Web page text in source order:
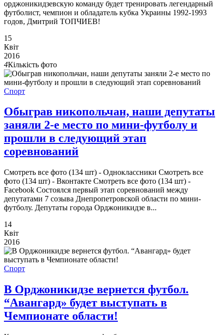
орджоникидзевскую команду будет тренировать легендарный
футболист, чемпион и обладатель кубка Украины 1992-1993
годов, Дмитрий ТОПЧИЕВ!
15
Квіт
2016
4Кількість фото
Спорт
Обыграв никопольчан, наши депутаты
заняли 2-е место по мини-футболу и
прошли в следующий этап
соревнований
Смотреть все фото (134 шт) - Одноклассники Смотреть все
фото (134 шт) - Вконтакте Смотреть все фото (134 шт) -
Facebook Состоялся первый этап соревнований между
депутатами 7 созыва Днепропетровской области по мини-
футболу. Депутаты города Орджоникидзе в...
14
Квіт
2016
Спорт
В Орджоникидзе вернется футбол.
“Авангард» будет выступать в
Чемпионате области!